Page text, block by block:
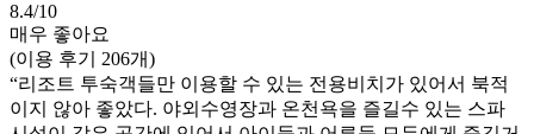
8.4/10
매우 좋아요
(이용 후기 206개)
“리조트 투숙객들만 이용할 수 있는 전용비치가 있어서 북적
이지 않아 좋았다. 야외수영장과 온천욕을 즐길수 있는 스파